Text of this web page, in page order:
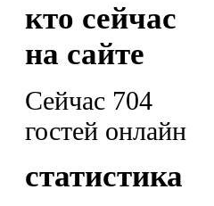
кто сейчас
на сайте
Сейчас 704
гостей онлайн
статистика